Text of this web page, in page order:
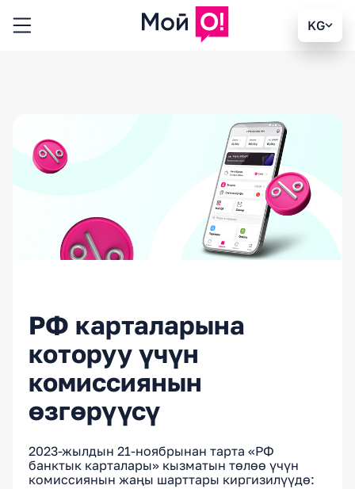
KG
РФ карталарына
которуу үчүн
комиссиянын
өзгөрүүсү
2023-жылдын 21-ноябрынан тарта «РФ
банктык карталары» кызматын төлөө үчүн
комиссиянын жаңы шарттары киргизилүүдө: